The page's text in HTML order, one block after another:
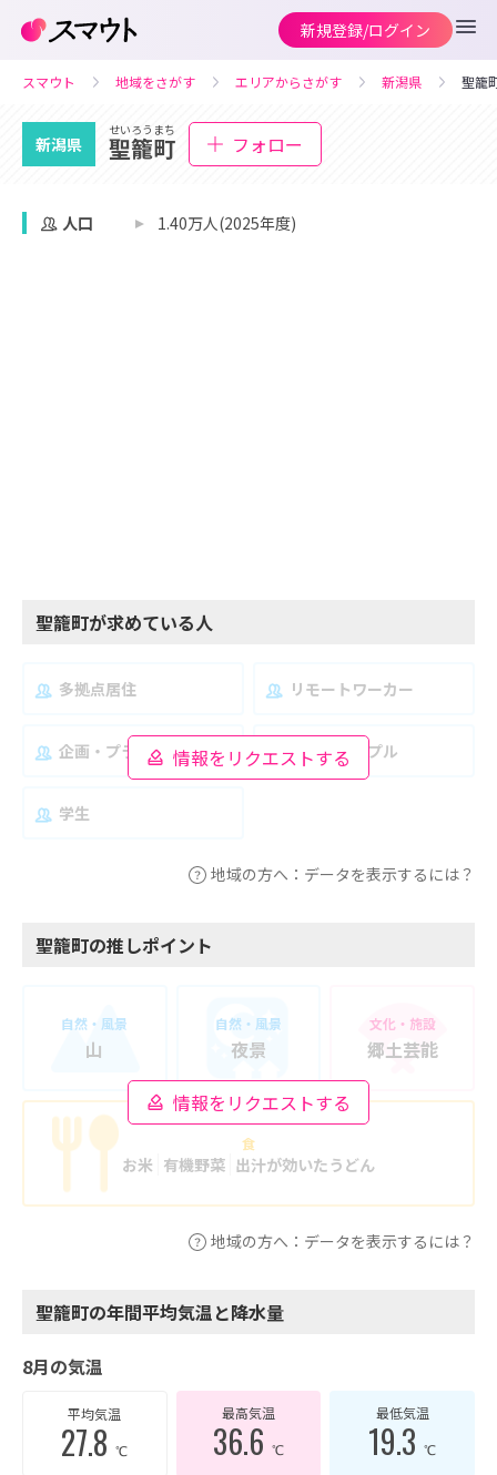
新規登録/ログイン
スマウト 地域をさがす エリアからさがす 新潟県 聖籠
新潟県
せいろうまち
聖籠町 フォロー
人口 1.40万人(2025年度)
聖籠町が求めている人
情報をリクエストする
多拠点居住 リモートワーカー
企画・プランナー 夫婦・カップル
学生
地域の方へ：データを表示するには？
聖籠町の推しポイント
情報をリクエストする
自然・風景
山
自然・風景
夜景
文化・施設
郷土芸能
食
お米 有機野菜 出汁が効いたうどん
地域の方へ：データを表示するには？
聖籠町の年間平均気温と降水量
8月の気温
平均気温
27.8℃
最高気温
36.6 ℃
最低気温
19.3℃